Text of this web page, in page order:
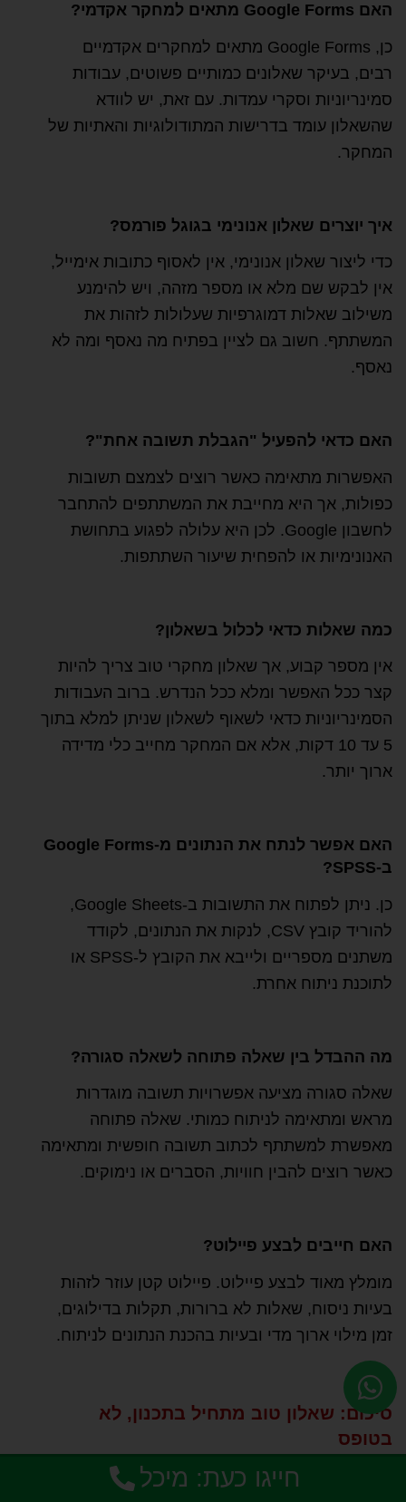
חייגו כעת: מיכל
האם Google Forms מתאים למחקר אקדמי?
כן, Google Forms מתאים למחקרים אקדמיים
רבים, בעיקר שאלונים כמותיים פשוטים, עבודות
סמינריוניות וסקרי עמדות. עם זאת, יש לוודא
שהשאלון עומד בדרישות המתודולוגיות והאתיות של
המחקר.
איך יוצרים שאלון אנונימי בגוגל פורמס?
כדי ליצור שאלון אנונימי, אין לאסוף כתובות אימייל,
אין לבקש שם מלא או מספר מזהה, ויש להימנע
משילוב שאלות דמוגרפיות שעלולות לזהות את
המשתתף. חשוב גם לציין בפתיח מה נאסף ומה לא
נאסף.
האם כדאי להפעיל "הגבלת תשובה אחת"?
האפשרות מתאימה כאשר רוצים לצמצם תשובות
כפולות, אך היא מחייבת את המשתתפים להתחבר
לחשבון Google. לכן היא עלולה לפגוע בתחושת
האנונימיות או להפחית שיעור השתתפות.
כמה שאלות כדאי לכלול בשאלון?
אין מספר קבוע, אך שאלון מחקרי טוב צריך להיות
קצר ככל האפשר ומלא ככל הנדרש. ברוב העבודות
הסמינריוניות כדאי לשאוף לשאלון שניתן למלא בתוך
5 עד 10 דקות, אלא אם המחקר מחייב כלי מדידה
ארוך יותר.
האם אפשר לנתח את הנתונים מ-Google Forms
ב-SPSS?
כן. ניתן לפתוח את התשובות ב-Google Sheets,
להוריד קובץ CSV, לנקות את הנתונים, לקודד
משתנים מספריים ולייבא את הקובץ ל-SPSS או
לתוכנת ניתוח אחרת.
מה ההבדל בין שאלה פתוחה לשאלה סגורה?
שאלה סגורה מציעה אפשרויות תשובה מוגדרות
מראש ומתאימה לניתוח כמותי. שאלה פתוחה
מאפשרת למשתתף לכתוב תשובה חופשית ומתאימה
כאשר רוצים להבין חוויות, הסברים או נימוקים.
האם חייבים לבצע פיילוט?
מומלץ מאוד לבצע פיילוט. פיילוט קטן עוזר לזהות
בעיות ניסוח, שאלות לא ברורות, תקלות בדילוגים,
זמן מילוי ארוך מדי ובעיות בהכנת הנתונים לניתוח.
סיכום: שאלון טוב מתחיל בתכנון, לא
בטופס
בניית שאלון בגוגל פורמס למחקר אקדמי היא פעולה